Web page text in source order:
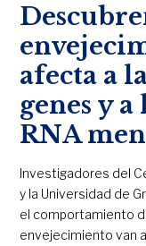
afecta a
genes y
RNA
Investigadores del
y la Universidad de
el comportamiento
envejecimiento van